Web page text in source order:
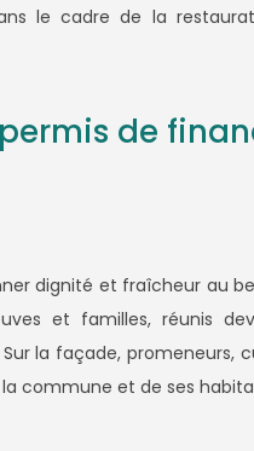
le cadre de la
permis de
dignité et fraîcheur au
et familles, réunis
la façade, promeneurs,
commune et de ses